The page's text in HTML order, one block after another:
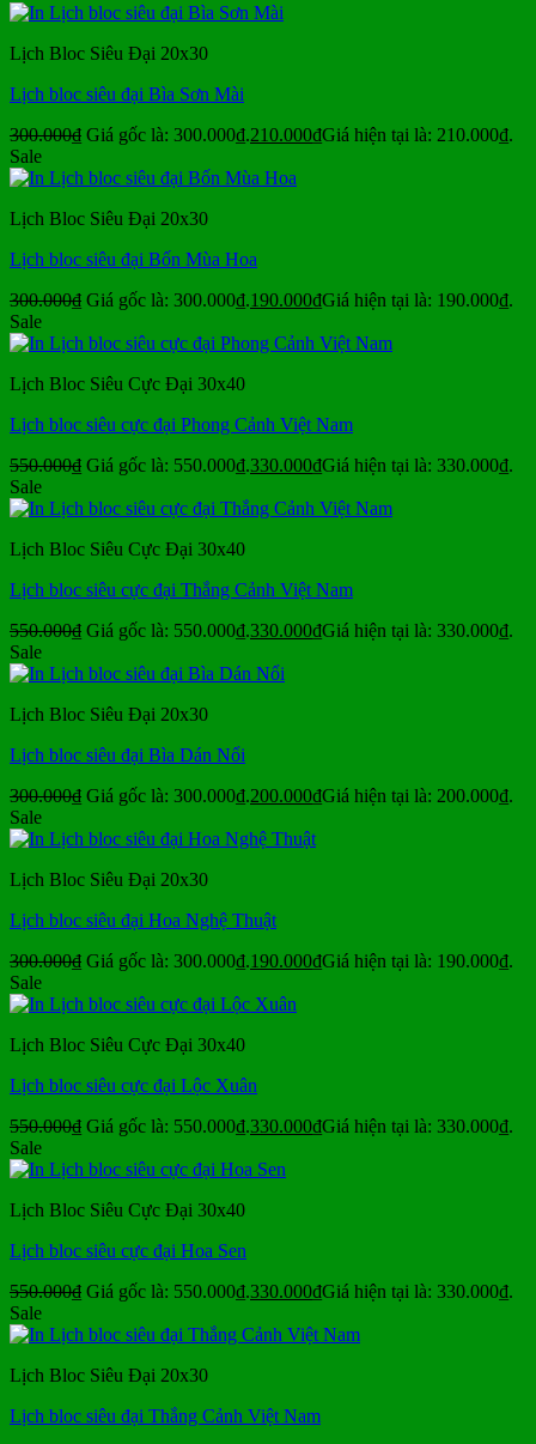
Lịch Bloc Siêu Đại 20x30
Lịch bloc siêu đại Bìa Sơn Mài
300.000₫ Giá gốc là: 300.000₫.210.000₫Giá hiện tại là: 210.000₫.
Sale
Lịch Bloc Siêu Đại 20x30
Lịch bloc siêu đại Bốn Mùa Hoa
300.000₫ Giá gốc là: 300.000₫.190.000₫Giá hiện tại là: 190.000₫.
Sale
Lịch Bloc Siêu Cực Đại 30x40
Lịch bloc siêu cực đại Phong Cảnh Việt Nam
550.000₫ Giá gốc là: 550.000₫.330.000₫Giá hiện tại là: 330.000₫.
Sale
Lịch Bloc Siêu Cực Đại 30x40
Lịch bloc siêu cực đại Thắng Cảnh Việt Nam
550.000₫ Giá gốc là: 550.000₫.330.000₫Giá hiện tại là: 330.000₫.
Sale
Lịch Bloc Siêu Đại 20x30
Lịch bloc siêu đại Bìa Dán Nổi
300.000₫ Giá gốc là: 300.000₫.200.000₫Giá hiện tại là: 200.000₫.
Sale
Lịch Bloc Siêu Đại 20x30
Lịch bloc siêu đại Hoa Nghệ Thuật
300.000₫ Giá gốc là: 300.000₫.190.000₫Giá hiện tại là: 190.000₫.
Sale
Lịch Bloc Siêu Cực Đại 30x40
Lịch bloc siêu cực đại Lộc Xuân
550.000₫ Giá gốc là: 550.000₫.330.000₫Giá hiện tại là: 330.000₫.
Sale
Lịch Bloc Siêu Cực Đại 30x40
Lịch bloc siêu cực đại Hoa Sen
550.000₫ Giá gốc là: 550.000₫.330.000₫Giá hiện tại là: 330.000₫.
Sale
Lịch Bloc Siêu Đại 20x30
Lịch bloc siêu đại Thắng Cảnh Việt Nam